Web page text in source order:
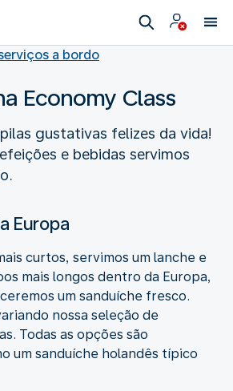
a bordo
Economy Class
gustativas felizes da vida!
e bebidas servimos
Europa
curtos, servimos um lanche e
mais longos dentro da Europa,
um sanduíche fresco.
nossa seleção de
Todas as opções são
um sanduíche holandês típico